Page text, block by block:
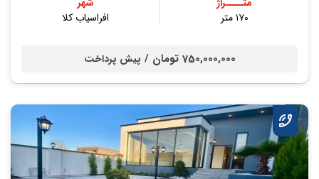
۱۷۰ متر
افراسیاب کلا
750,000,000 تومان / پیش پرداخت